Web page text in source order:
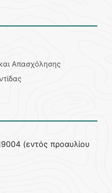
Απασχόλησης
(εντός προαυλίου